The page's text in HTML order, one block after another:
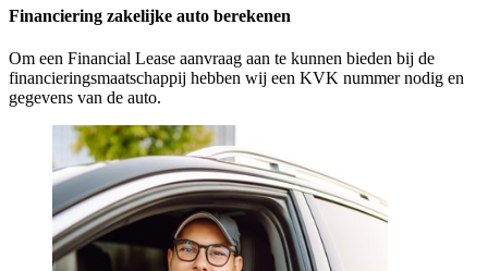
Financiering zakelijke auto berekenen
Om een Financial Lease aanvraag aan te kunnen bieden bij de
financieringsmaatschappij hebben wij een KVK nummer nodig en
gegevens van de auto.